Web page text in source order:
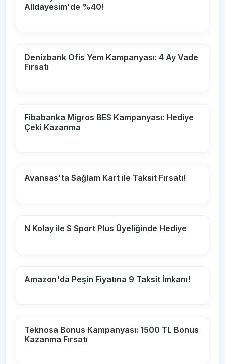
Alldayesim'de %40!
Denizbank Ofis Yem Kampanyası: 4 Ay Vade
Fırsatı
Fibabanka Migros BES Kampanyası: Hediye
Çeki Kazanma
Avansas'ta Sağlam Kart ile Taksit Fırsatı!
N Kolay ile S Sport Plus Üyeliğinde Hediye
Amazon'da Peşin Fiyatına 9 Taksit İmkanı!
Teknosa Bonus Kampanyası: 1500 TL Bonus
Kazanma Fırsatı